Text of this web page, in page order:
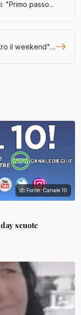
"Primo passo...
il weekend"....
Fonte: Canale 10
scuote